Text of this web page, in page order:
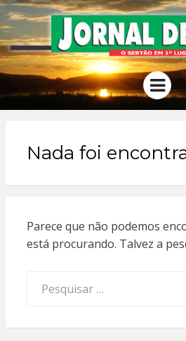
O
Nada foi
Parece que não podemos
está procurando. Talvez a
por: